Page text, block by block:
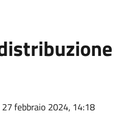
27 febbraio 2024, 14:18